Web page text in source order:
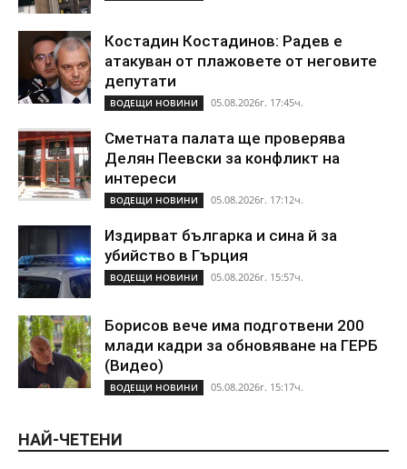
Костадин Костадинов: Радев е
атакуван от плажoвете от неговите
депутати
ВОДЕЩИ НОВИНИ 05.08.2026г. 17:45ч.
Сметната палата ще проверява
Делян Пеевски за конфликт на
интереси
ВОДЕЩИ НОВИНИ 05.08.2026г. 17:12ч.
Издирват българка и сина й за
убийство в Гърция
ВОДЕЩИ НОВИНИ 05.08.2026г. 15:57ч.
Борисов вече има подготвени 200
млади кадри за обновяване на ГЕРБ
(Видео)
ВОДЕЩИ НОВИНИ 05.08.2026г. 15:17ч.
НАЙ-ЧЕТЕНИ